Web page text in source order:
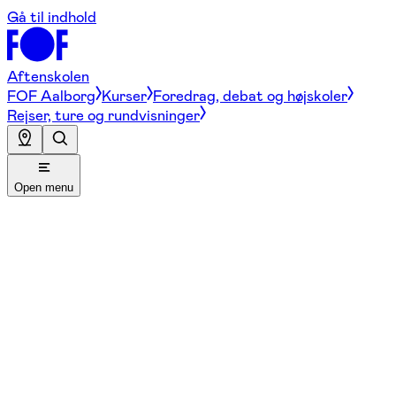
Gå til indhold
Aftenskolen
FOF Aalborg Kurser Foredrag, debat og højskoler
Rejser, ture og rundvisninger
Open menu